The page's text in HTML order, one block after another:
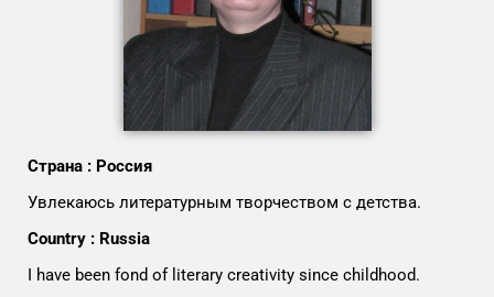
Страна : Россия
Увлекаюсь литературным творчеством с детства.
Country : Russia
I have been fond of literary creativity since childhood.